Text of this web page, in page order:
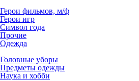
Герои фильмов, м/ф
Герои игр
Символ года
Прочие
Одежда
Головные уборы
Предметы одежды
Наука и хобби